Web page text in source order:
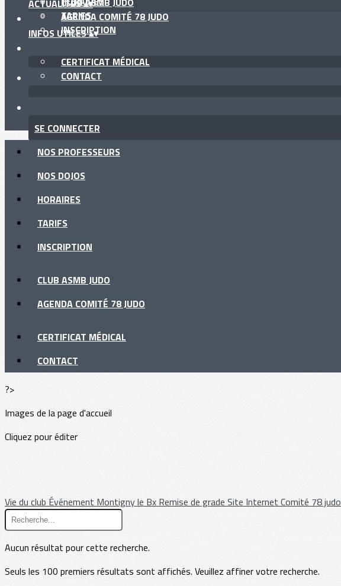
TARIFS
INSCRIPTION
AGENDA COMITÉ 78 JUDO
ACTUALITÉS▴▾
INFOS UTILES▴▾
CERTIFICAT MÉDICAL
CONTACT
SE CONNECTER
NOS PROFESSEURS
NOS DOJOS
HORAIRES
TARIFS
INSCRIPTION
CLUB ASMB JUDO
AGENDA COMITÉ 78 JUDO
CERTIFICAT MÉDICAL
CONTACT
?>
Images de la page d'accueil
Cliquez pour éditer
Vie du club Événement Montigny le Bx Remise de grade Site Internet Comité 78 judo
Aucun résultat pour cette recherche.
Seuls les 100 premiers résultats sont affichés. Veuillez affiner votre recherche.